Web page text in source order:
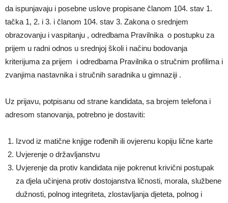
da ispunjavaju i posebne uslove propisane članom 104. stav 1.
tačka 1, 2. i 3. i članom 104. stav 3. Zakona o srednjem
obrazovanju i vaspitanju , odredbama Pravilnika o postupku za
prijem u radni odnos u srednjoj školi i načinu bodovanja
kriterijuma za prijem i odredbama Pravilnika o stručnim profilima i
zvanjima nastavnika i stručnih saradnika u gimnaziji .
Uz prijavu, potpisanu od strane kandidata, sa brojem telefona i
adresom stanovanja, potrebno je dostaviti:
Izvod iz matične knjige rođenih ili ovjerenu kopiju lične karte
Uvjerenje o državljanstvu
Uvjerenje da protiv kandidata nije pokrenut krivični postupak
za djela učinjena protiv dostojanstva ličnosti, morala, službene
dužnosti, polnog integriteta, zlostavljanja djeteta, polnog i